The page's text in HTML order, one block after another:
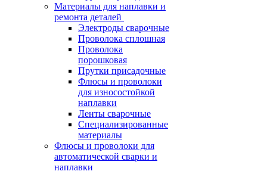
Материалы для наплавки и
ремонта деталей
Электроды сварочные
Проволока сплошная
Проволока
порошковая
Прутки присадочные
Флюсы и проволоки
для износостойкой
наплавки
Ленты сварочные
Специализированные
материалы
Флюсы и проволоки для
автоматической сварки и
наплавки